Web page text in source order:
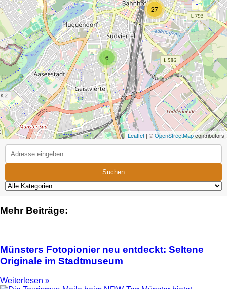
6
27
Leaflet | ©OpenStreetMapcontributors
Suchen
Mehr Beiträge:
Münsters Fotopionier neu entdeckt: Seltene
Originale im Stadtmuseum
Weiterlesen »